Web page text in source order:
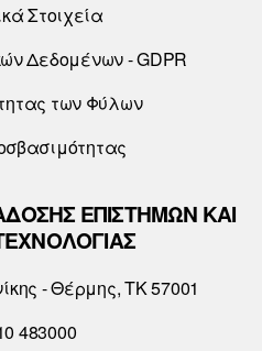
Στοιχεία
Δεδομένων - GDPR
των Φύλων
ΕΠΙΣΤΗΜΩΝ ΚΑΙ
- Θέρμης, ΤΚ 57001
483000